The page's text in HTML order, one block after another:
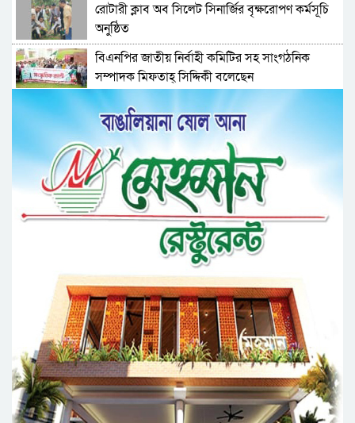
রোটারী ক্লাব অব সিলেট সিনার্জির বৃক্ষরোপণ কর্মসূচি
অনুষ্ঠিত
বিএনপির জাতীয় নির্বাহী কমিটির সহ সাংগঠনিক
সম্পাদক মিফতাহ্ সিদ্দিকী বলেছেন
সিলেট জেলা জামায়াতে ইসলামীর এ্যাসিস্ট্যান্ট
সেক্রেটারী অধ্যক্ষ নজরুল ইসলাম বলেছেন
সিলেটে গ্যাস সংকট নিয়ে যা বলল জালালাবাদ
প্রতিষ্ঠার এক বছর: গবেষণা, অর্জন ও অঙ্গীকারে নতুন
দিগন্তে মেট্রোপলিটন ইউনিভার্সিটি রিসার্চ সোসাইটি
জেলা পরিষদের প্রশাসক আবুল কাহের চৌধুরী জুলাই
স্মৃতিস্তম্ভে শ্রদ্ধা নিবেদন
সিলেট মহানগর ছাত্রশিবিরের মিছিল সম্পন্ন
ধরিত্রী রক্ষায় আমরা’র উদ্যোগে সিলেটে বৃক্ষ রোপনের
কর্মসূচি পালন
সিলেটে সড়ক দু*র্ঘ*ট*নায় প্রাণ গেল যুবকের